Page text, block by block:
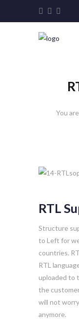
RTL
Structure
to Left for
countries.
RTL
uploaded to
the
will not
anymore.